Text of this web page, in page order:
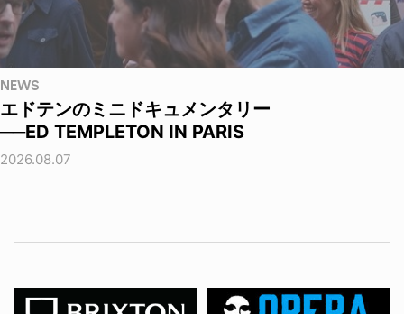
NEWS
エドテンのミニドキュメンタリー
──ED TEMPLETON IN PARIS
2026.08.07